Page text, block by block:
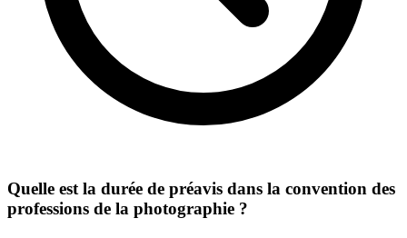
Quelle est la durée de préavis dans la convention des
professions de la photographie ?